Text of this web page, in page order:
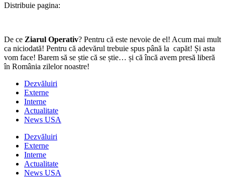
Distribuie pagina:
De ce Ziarul Operativ? Pentru că este nevoie de el! Acum mai mult
ca niciodată! Pentru că adevărul trebuie spus până la capăt! Și asta
vom face! Barem să se știe că se știe… și că încă avem presă liberă
în România zilelor noastre!
Dezvăluiri
Externe
Interne
Actualitate
News USA
Dezvăluiri
Externe
Interne
Actualitate
News USA